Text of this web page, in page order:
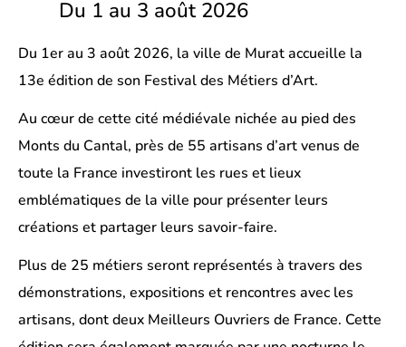
Du 1 au 3 août 2026
Du 1er au 3 août 2026, la ville de Murat accueille la
13e édition de son Festival des Métiers d’Art.
Au cœur de cette cité médiévale nichée au pied des
Monts du Cantal, près de 55 artisans d’art venus de
toute la France investiront les rues et lieux
emblématiques de la ville pour présenter leurs
créations et partager leurs savoir-faire.
Plus de 25 métiers seront représentés à travers des
démonstrations, expositions et rencontres avec les
artisans, dont deux Meilleurs Ouvriers de France. Cette